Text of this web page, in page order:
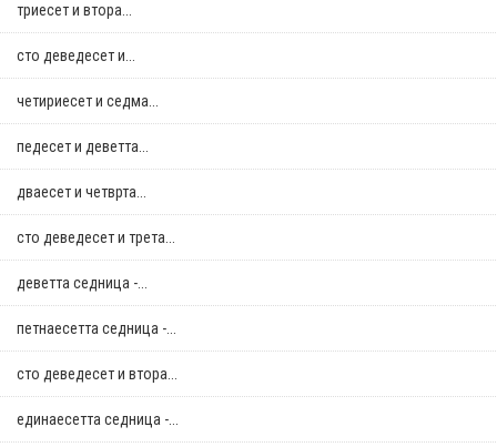
триесет и втора...
сто деведесет и...
четириесет и седма...
педесет и деветта...
дваесет и четврта...
сто деведесет и трета...
деветта седница -...
петнаесетта седница -...
сто деведесет и втора...
единаесетта седница -...